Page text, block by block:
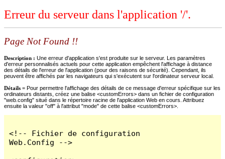
Erreur du serveur dans l'application '/'.
Page Not Found !!
Description : Une erreur d'application s'est produite sur le serveur. Les paramètres
d'erreur personnalisés actuels pour cette application empêchent l'affichage à distance
des détails de l'erreur de l'application (pour des raisons de sécurité). Cependant, ils
peuvent être affichés par les navigateurs qui s'exécutent sur l'ordinateur serveur local.
Détails = Pour permettre l'affichage des détails de ce message d'erreur spécifique sur les
ordinateurs distants, créez une balise <customErrors> dans un fichier de configuration
"web.config" situé dans le répertoire racine de l'application Web en cours. Attribuez
ensuite la valeur "off" à l'attribut "mode" de cette balise <customErrors>.
<!-- Fichier de configuration
Web.Config -->